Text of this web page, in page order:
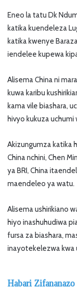
Eneo la tatu Dk
katika kuendeleza
katika kwenye
iendelee kupewa
Alisema China ni
kuwa karibu
kama vile biashara,
hivyo kukuza uchumi
Akizungumza katika
China nchini, Chen
ya BRI, China
maendeleo ya watu.
Alisema ushirikiano
hiyo inashuhudiwa
fursa za biashara,
inayotekelezwa kwa
Habari Zifananazo